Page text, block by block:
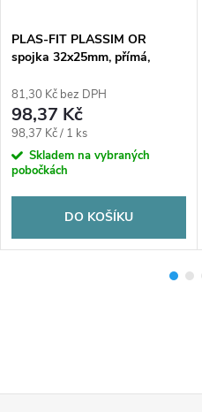
PLAS-FIT PLASSIM OR
spojka 32x25mm, přímá,
plast
81,30 Kč bez DPH
98,37 Kč
Měrná
cena:
98,37 Kč / 1 ks
Skladem na vybraných
pobočkách
DO KOŠÍKU